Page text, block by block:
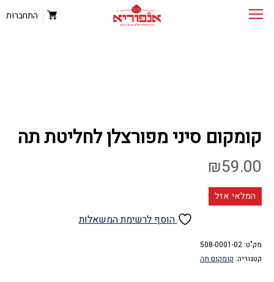
התחברות
קומקום סיני מפורצלן לחליטת תה
₪59.00
המלאי אזל
הוסף לרשימת המשאלות
מק"ט: 508-0001-02
קטגוריה: קומקום תה